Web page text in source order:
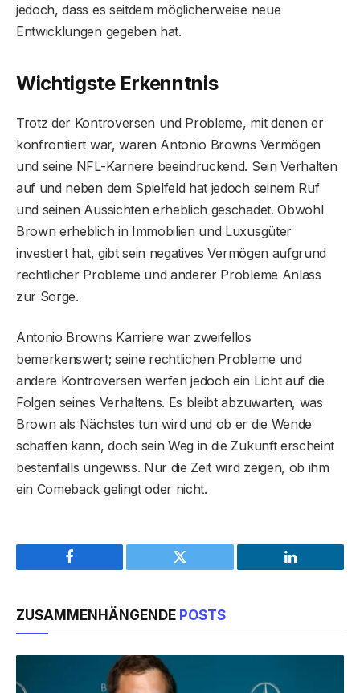
jedoch, dass es seitdem möglicherweise neue
Entwicklungen gegeben hat.
Wichtigste Erkenntnis
Trotz der Kontroversen und Probleme, mit denen er
konfrontiert war, waren Antonio Browns Vermögen
und seine NFL-Karriere beeindruckend. Sein Verhalten
auf und neben dem Spielfeld hat jedoch seinem Ruf
und seinen Aussichten erheblich geschadet. Obwohl
Brown erheblich in Immobilien und Luxusgüter
investiert hat, gibt sein negatives Vermögen aufgrund
rechtlicher Probleme und anderer Probleme Anlass
zur Sorge.
Antonio Browns Karriere war zweifellos
bemerkenswert; seine rechtlichen Probleme und
andere Kontroversen werfen jedoch ein Licht auf die
Folgen seines Verhaltens. Es bleibt abzuwarten, was
Brown als Nächstes tun wird und ob er die Wende
schaffen kann, doch sein Weg in die Zukunft erscheint
bestenfalls ungewiss. Nur die Zeit wird zeigen, ob ihm
ein Comeback gelingt oder nicht.
Facebook Twitter LinkedIn
ZUSAMMENHÄNGENDE POSTS